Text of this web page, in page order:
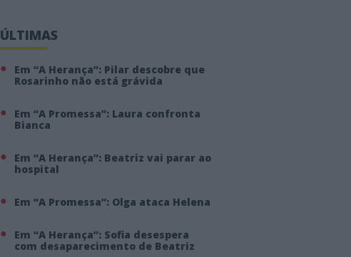
ÚLTIMAS
Em “A Herança”: Pilar descobre que
Rosarinho não está grávida
Em “A Promessa”: Laura confronta
Bianca
Em “A Herança”: Beatriz vai parar ao
hospital
Em “A Promessa”: Olga ataca Helena
Em “A Herança”: Sofia desespera
com desaparecimento de Beatriz